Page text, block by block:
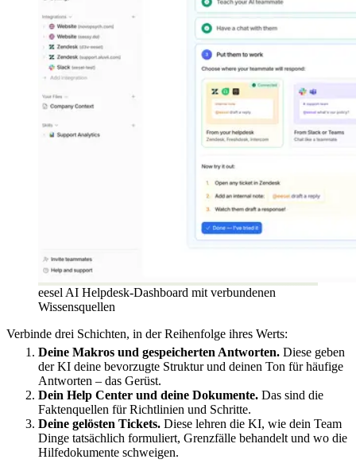
eesel AI Helpdesk-Dashboard mit verbundenen
Wissensquellen
Verbinde drei Schichten, in der Reihenfolge ihres Werts:
Deine Makros und gespeicherten Antworten. Diese geben
der KI deine bevorzugte Struktur und deinen Ton für häufige
Antworten – das Gerüst.
Dein Help Center und deine Dokumente. Das sind die
Faktenquellen für Richtlinien und Schritte.
Deine gelösten Tickets. Diese lehren die KI, wie dein Team
Dinge tatsächlich formuliert, Grenzfälle behandelt und wo die
Hilfedokumente schweigen.